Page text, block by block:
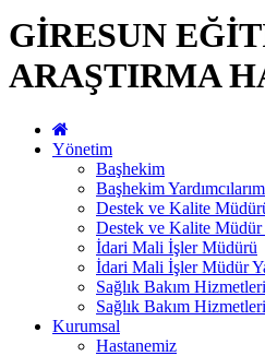
GİRESUN
ARAŞTIRMA
Yönetim
Başhekim
Başhekim
Destek ve Kalite
Destek ve Kalite Müdür
İdari Mali İşler Müdürü
İdari Mali İşler Müdür
Sağlık Bakım
Sağlık Bakım
Kurumsal
Hastanemiz